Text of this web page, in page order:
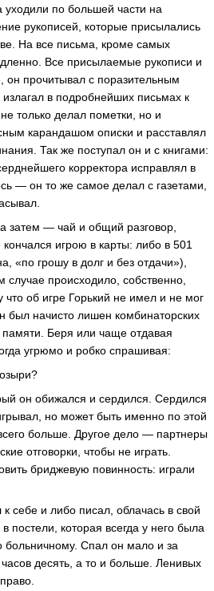
уходили по большей части на
рукописей, которые присылались
На все письма, кроме самых
Все присылаемые рукописи и
он прочитывал с поразительным
в подробнейших письмах к
только делал пометки, но и
карандашом описки и расставлял
Так же поступал он и с книгами:
корректора исправлял в
— он то же самое делал с газетами,
затем — чай и общий разговор,
игрою в карты: либо в 501
«по грошу в долг и без отдачи»),
происходило, собственно,
об игре Горький не имел и не мог
был начисто лишен комбинаторских
памяти. Беря или чаще отдавая
угрюмо и робко спрашивая:
он обижался и сердился. Сердился
но может быть именно по этой
больше. Другое дело — партнеры
отговорки, чтобы не играть.
бриджевую повинность: играли
себе и либо писал, облачась в свой
постели, которая всегда у него была
больничному. Спал он мало и за
десять, а то и больше. Ленивых